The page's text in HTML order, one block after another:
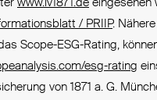
www.lv1871.deeingesehen
/ PRIIP. Nähere
Scope-ESG-Rating,
esg-rating
von 1871 a. G.